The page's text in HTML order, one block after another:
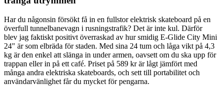
Har du någonsin försökt få in en fullstor elektrisk skateboard på en
överfull tunnelbanevagn i rusningstrafik? Det är inte kul. Därför
blev jag faktiskt positivt överraskad av hur smidig E-Glide City Mini
24" är som elbräda för staden. Med sina 24 tum och låga vikt på 4,3
kg är den enkel att slänga in under armen, oavsett om du ska upp för
trappan eller in på ett café. Priset på 589 kr är lågt jämfört med
många andra elektriska skateboards, och sett till portabilitet och
användarvänlighet får du mycket för pengarna.